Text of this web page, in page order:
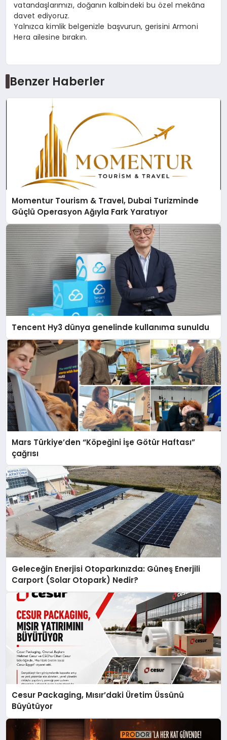
vatandaşlarımızı, doğanın kalbindeki bu özel mekâna
davet ediyoruz.
Yalnızca kimlik belgenizle başvurun, gerisini Armoni
Hera ailesine bırakın.
Benzer Haberler
Momentur Tourism & Travel, Dubai Turizminde
Güçlü Operasyon Ağıyla Fark Yaratıyor
Tencent Hy3 dünya genelinde kullanıma sunuldu
Mars Türkiye’den “Köpeğini İşe Götür Haftası”
çağrısı
Geleceğin Enerjisi Otoparkınızda: Güneş Enerjili
Carport (Solar Otopark) Nedir?
Cesur Packaging, Mısır’daki Üretim Üssünü
Büyütüyor